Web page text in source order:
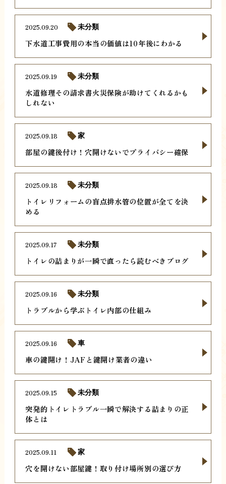
下水道工事費用の本当の価値は10年後にわかる
2025.09.20 未分類
水道修理その請求書火災保険が助けてくれるかも
しれない
2025.09.19 未分類
部屋の鍵後付け！穴開けないでプライバシー確保
2025.09.18 家
トイレリフォームの盲点排水管の位置が全てを決
める
2025.09.18 未分類
トイレの詰まりが一瞬で直ったら読むべきブログ
2025.09.17 未分類
トラブルから学ぶトイレ内部の仕組み
2025.09.16 未分類
車の鍵開け！JAFと鍵開け業者の違い
2025.09.16 車
突発的トイレトラブル一瞬で解決する詰まりの正
体とは
2025.09.15 未分類
穴を開けない部屋鍵！取り付け場所別の選び方
2025.09.11 家